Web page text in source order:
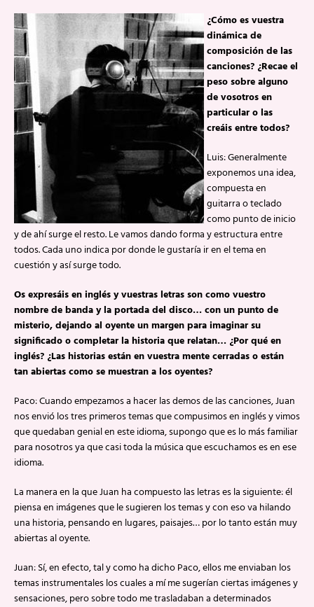
¿Cómo es vuestra
dinámica de
composición de las
canciones? ¿Recae el
peso sobre alguno
de vosotros en
particular o las
creáis entre todos?
Luis: Generalmente
exponemos una idea,
compuesta en
guitarra o teclado
como punto de inicio
y de ahí surge el resto. Le vamos dando forma y estructura entre
todos. Cada uno indica por donde le gustaría ir en el tema en
cuestión y así surge todo.
Os expresáis en inglés y vuestras letras son como vuestro
nombre de banda y la portada del disco… con un punto de
misterio, dejando al oyente un margen para imaginar su
significado o completar la historia que relatan… ¿Por qué en
inglés? ¿Las historias están en vuestra mente cerradas o están
tan abiertas como se muestran a los oyentes?
Paco: Cuando empezamos a hacer las demos de las canciones, Juan
nos envió los tres primeros temas que compusimos en inglés y vimos
que quedaban genial en este idioma, supongo que es lo más familiar
para nosotros ya que casi toda la música que escuchamos es en ese
idioma.
La manera en la que Juan ha compuesto las letras es la siguiente: él
piensa en imágenes que le sugieren los temas y con eso va hilando
una historia, pensando en lugares, paisajes… por lo tanto están muy
abiertas al oyente.
Juan: Sí, en efecto, tal y como ha dicho Paco, ellos me enviaban los
temas instrumentales los cuales a mí me sugerían ciertas imágenes y
sensaciones, pero sobre todo me trasladaban a determinados